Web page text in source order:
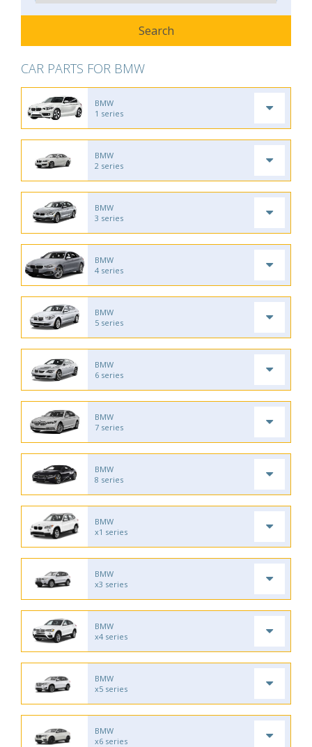
CAR PARTS FOR BMW
BMW
1 series
BMW
2 series
BMW
3 series
BMW
4 series
BMW
5 series
BMW
6 series
BMW
7 series
BMW
8 series
BMW
x1 series
BMW
x3 series
BMW
x4 series
BMW
x5 series
BMW
x6 series